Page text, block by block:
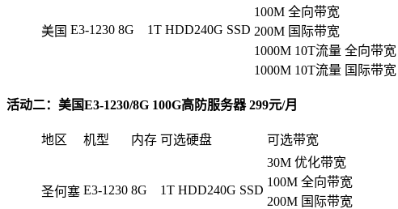
美国 E3-1230 8G 1T HDD240G SSD
100M 全向带宽
200M 国际带宽
1000M 10T流量 全向带宽
1000M 10T流量 国际带宽
活动二：美国E3-1230/8G 100G高防服务器 299元/月
地区 机型 内存 可选硬盘 可选带宽
圣何塞 E3-1230 8G 1T HDD240G SSD
30M 优化带宽
100M 全向带宽
200M 国际带宽